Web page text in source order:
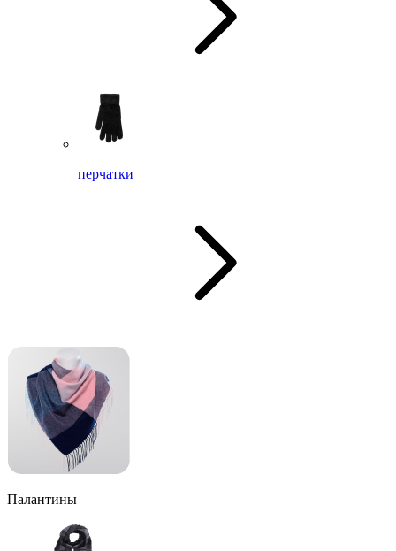
перчатки
Палантины